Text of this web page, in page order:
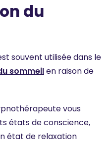
du
souvent utilisée dans le
sommeilen raison de
vous
états de conscience,
état de relaxation